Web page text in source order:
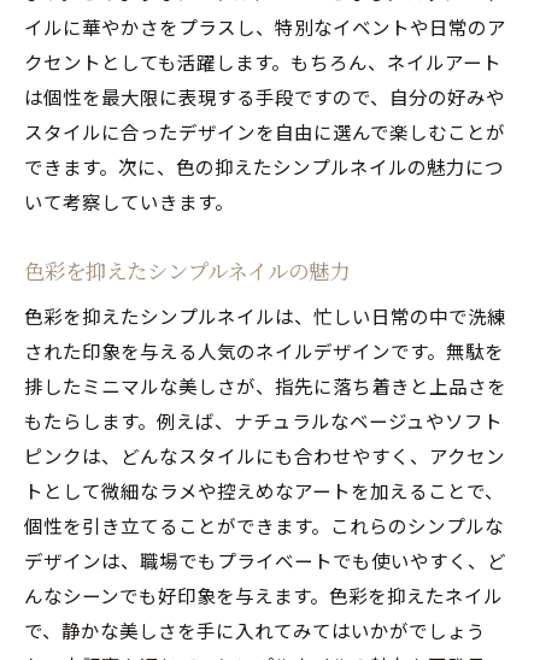
イルに華やかさをプラスし、特別なイベントや日常のア
クセントとしても活躍します。もちろん、ネイルアート
は個性を最大限に表現する手段ですので、自分の好みや
スタイルに合ったデザインを自由に選んで楽しむことが
できます。次に、色の抑えたシンプルネイルの魅力につ
いて考察していきます。
色彩を抑えたシンプルネイルの魅力
色彩を抑えたシンプルネイルは、忙しい日常の中で洗練
された印象を与える人気のネイルデザインです。無駄を
排したミニマルな美しさが、指先に落ち着きと上品さを
もたらします。例えば、ナチュラルなベージュやソフト
ピンクは、どんなスタイルにも合わせやすく、アクセン
トとして微細なラメや控えめなアートを加えることで、
個性を引き立てることができます。これらのシンプルな
デザインは、職場でもプライベートでも使いやすく、ど
んなシーンでも好印象を与えます。色彩を抑えたネイル
で、静かな美しさを手に入れてみてはいかがでしょう